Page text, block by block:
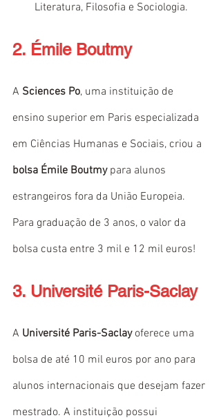
Literatura, Filosofia e Sociologia.
2. Émile Boutmy
A Sciences Po, uma instituição de
ensino superior em Paris especializada
em Ciências Humanas e Sociais, criou a
bolsa Émile Boutmy para alunos
estrangeiros fora da União Europeia.
Para graduação de 3 anos, o valor da
bolsa custa entre 3 mil e 12 mil euros!
3. Université Paris-Saclay
A Université Paris-Saclay oferece uma
bolsa de até 10 mil euros por ano para
alunos internacionais que desejam fazer
mestrado. A instituição possui